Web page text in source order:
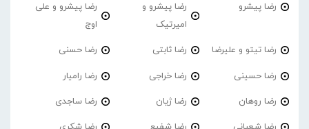
رضا پیشرو
رضا پیشرو و
امیرتیک
رضا پیشرو و علی
اوج
رضا تیتو و علیرضا رضا ثابتی رضا حسنی
رضا حسینی رضا خراجی رضا رامیار
رضا روهان رضا ژیان رضا ساجدی